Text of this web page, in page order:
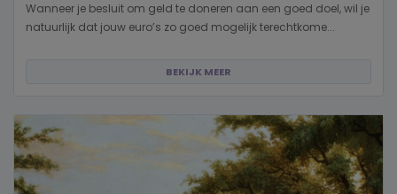
Wanneer je besluit om geld te doneren aan een goed doel, wil je
natuurlijk dat jouw euro’s zo goed mogelijk terechtkome...
BEKIJK MEER